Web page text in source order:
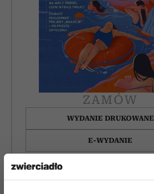
ZAMÓW
WYDANIE DRUKOWANE
E-WYDANIE